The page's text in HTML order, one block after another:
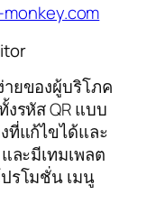
ยของผู้บริโภค
รหัส QR แบบ
ที่แก้ไขได้และ
ละมีเทมเพลต
รโมชั่น เมนู